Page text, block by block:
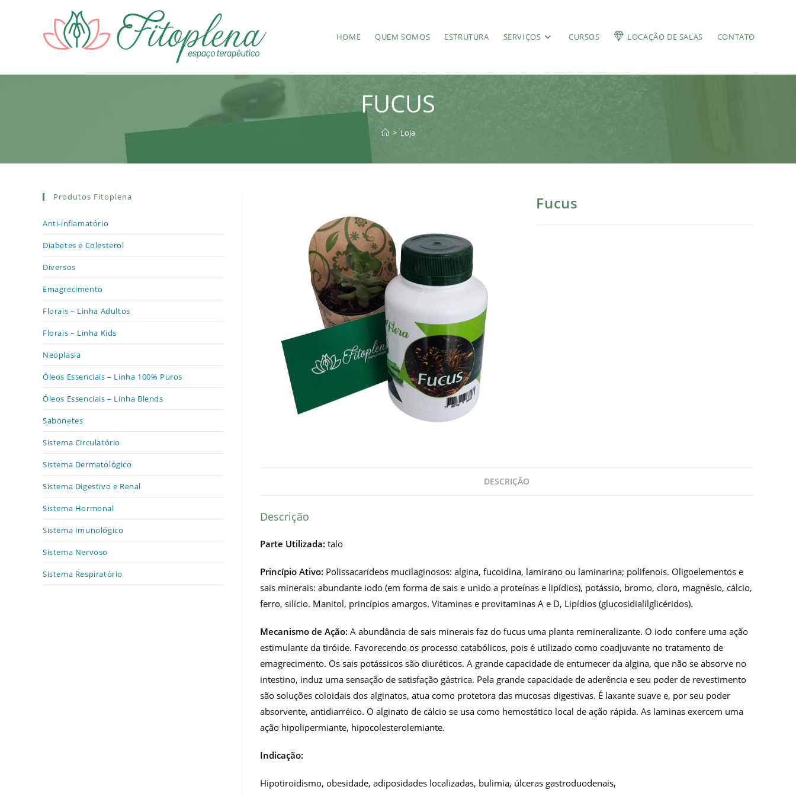
HOME QUEM SOMOS ESTRUTURA SERVIÇOS CURSOS LOCAÇÃO DE SALAS CONTATO
FUCUS
> Loja
Fucus
DESCRIÇÃO
Descrição
Parte Utilizada: talo
Princípio Ativo: Polissacarídeos mucilaginosos: algina, fucoidina, lamirano ou laminarina; polifenois. Oligoelementos e
sais minerais: abundante iodo (em forma de sais e unido a proteínas e lipídios), potássio, bromo, cloro, magnésio, cálcio,
ferro, silício. Manitol, princípios amargos. Vitaminas e provitaminas A e D, Lipídios (glucosidialilglicéridos).
Mecanismo de Ação: A abundância de sais minerais faz do fucus uma planta remineralizante. O iodo confere uma ação
estimulante da tiróide. Favorecendo os processo catabólicos, pois é utilizado como coadjuvante no tratamento de
emagrecimento. Os sais potássicos são diuréticos. A grande capacidade de entumecer da algina, que não se absorve no
intestino, induz uma sensação de satisfação gástrica. Pela grande capacidade de aderência e seu poder de revestimento
são soluções coloidais dos alginatos, atua como protetora das mucosas digestivas. É laxante suave e, por seu poder
absorvente, antidiarréico. O alginato de cálcio se usa como hemostático local de ação rápida. As laminas exercem uma
ação hipolipermiante, hipocolesterolemiante.
Indicação:
Hipotiroidismo, obesidade, adiposidades localizadas, bulimia, úlceras gastroduodenais,
Produtos Fitoplena
Anti-inflamatório
Diabetes e Colesterol
Diversos
Emagrecimento
Florais – Linha Adultos
Florais – Linha Kids
Neoplasia
Óleos Essenciais – Linha 100% Puros
Óleos Essenciais – Linha Blends
Sabonetes
Sistema Circulatório
Sistema Dermatológico
Sistema Digestivo e Renal
Sistema Hormonal
Sistema Imunológico
Sistema Nervoso
Sistema Respiratório